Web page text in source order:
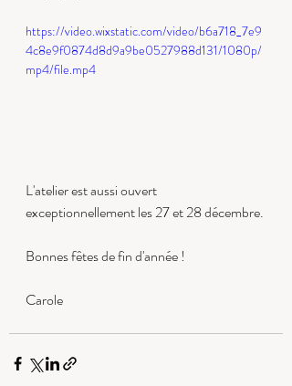
https://video.wixstatic.com/video/b6a718_7e9
4c8e9f0874d8d9a9be0527988d131/1080p/
mp4/file.mp4
L'atelier est aussi ouvert
exceptionnellement les 27 et 28 décembre.
Bonnes fêtes de fin d'année !
Carole